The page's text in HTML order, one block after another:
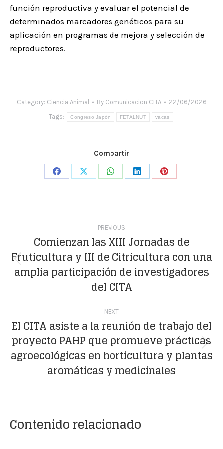
función reproductiva y evaluar el potencial de
determinados marcadores genéticos para su
aplicación en programas de mejora y selección de
reproductores.
Category: Ciencia Animal By Comunicacion CITA 22/06/2026
Tags: Congreso Japón FETALNUT vacas
Compartir
Share
Share
Share
Share
Share
navigationPREVIOUS
post:
Comienzan las XIII Jornadas de
Fruticultura y III de Citricultura con una
amplia participación de investigadores
del CITA
NEXT
Next
post:
El CITA asiste a la reunión de trabajo del
proyecto PAHP que promueve prácticas
agroecológicas en horticultura y plantas
aromáticas y medicinales
Contenido relacionado